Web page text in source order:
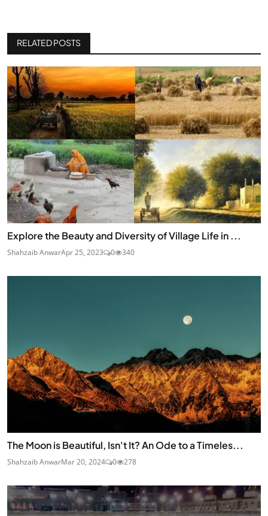
RELATED POSTS
Explore the Beauty and Diversity of Village Life in ...
Shahzaib AnwarApr 25, 2023 0 340
The Moon is Beautiful, Isn't It? An Ode to a Timeles...
Shahzaib AnwarMar 20, 2024 0 278